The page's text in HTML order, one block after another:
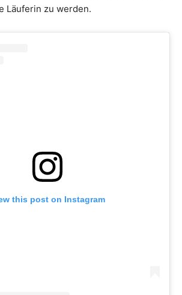
Läuferin zu werden.
this post on Instagram